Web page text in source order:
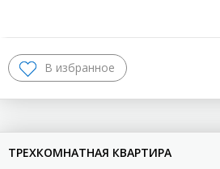
ТРЕХКОМНАТНАЯ КВАРТИРА